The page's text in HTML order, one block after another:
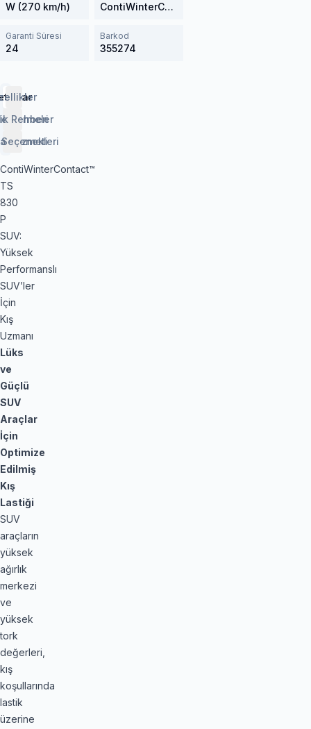
W (270 km/h) ContiWinterContact TS 830P SUV
Garanti Süresi
24
Barkod
355274
Rehberi
Hizmeti
ContiWinterContact™
TS
830
P
SUV:
Yüksek
Performanslı
SUV’ler
İçin
Kış
Uzmanı
Lüks
ve
Güçlü
SUV
Araçlar
İçin
Optimize
Edilmiş
Kış
Lastiği
SUV
araçların
yüksek
ağırlık
merkezi
ve
yüksek
tork
değerleri,
kış
koşullarında
lastik
üzerine